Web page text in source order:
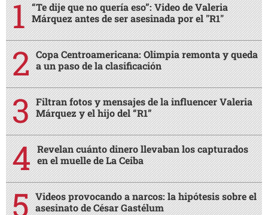
“Te dije que no quería eso”: Video de Valeria
Márquez antes de ser asesinada por el "R1"
Copa Centroamericana: Olimpia remonta y queda
a un paso de la clasificación
Filtran fotos y mensajes de la influencer Valeria
Márquez y el hijo del “R1”
Revelan cuánto dinero llevaban los capturados
en el muelle de La Ceiba
Videos provocando a narcos: la hipótesis sobre el
asesinato de César Gastélum